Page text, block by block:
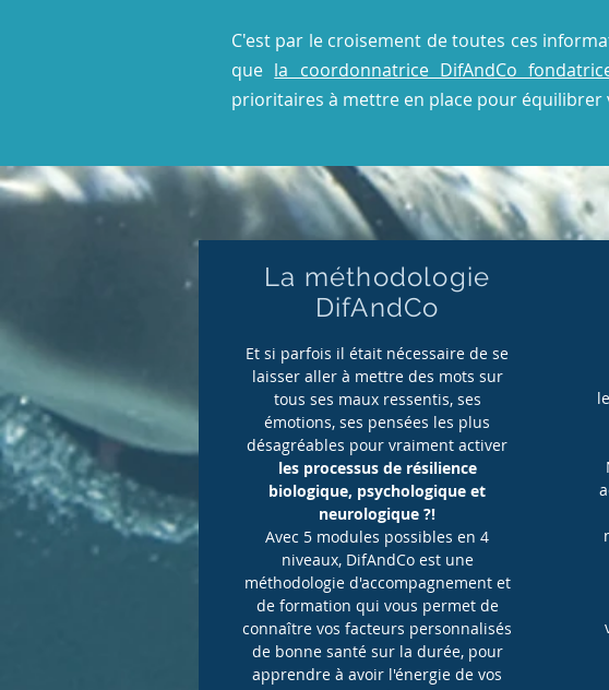
C'est par le croisement de toutes ces
que la coordonnatrice DifAndCo
prioritaires à mettre en place pour équilibrer
La méthodologie
DifAndCo
Et si parfois il était nécessaire de se
laisser aller à mettre des mots sur
tous ses maux ressentis, ses
émotions, ses pensées les plus
désagréables pour vraiment activer
les processus de résilience
biologique, psychologique et
neurologique ?!
Avec 5 modules possibles en 4
niveaux, DifAndCo est une
méthodologie d'accompagnement et
de formation qui vous permet de
connaître vos facteurs personnalisés
de bonne santé sur la durée, pour
apprendre à avoir l'énergie de vos